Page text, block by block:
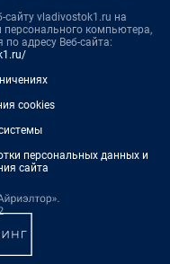
сайту vladivostok1.ru на
персонального компьютера,
адресу Веб-сайта:
cookies
персональных данных и
сайта